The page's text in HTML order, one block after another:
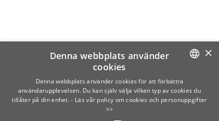
SWEDISH
×
Denna webbplats använder
cookies
Denna webbplats använder cookies för att förbättra
användarupplevelsen. Du kan själv välja vilken typ av cookies du
tillåter på din enhet. - Läs vår policy om cookies och personuppgifter
>>